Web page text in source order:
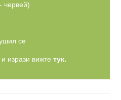
- червей)
се
изрази вижте тук.